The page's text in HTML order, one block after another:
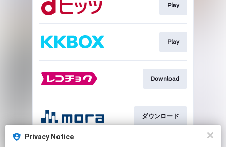
Privacy Notice
Play
Play
Download
ダウンロード